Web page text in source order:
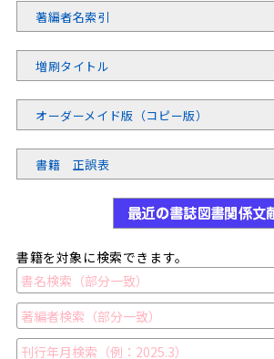
著編者名索引
増刷タイトル
オーダーメイド版（コピー版）
書籍 正誤表
書籍を対象に検索できます。